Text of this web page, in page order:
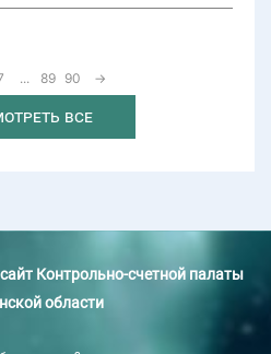
... 89 90 →
все
Контрольно-счетной палаты
области